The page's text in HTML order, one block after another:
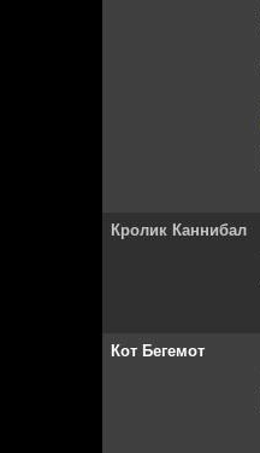
Кролик Каннибал
Кот Бегемот